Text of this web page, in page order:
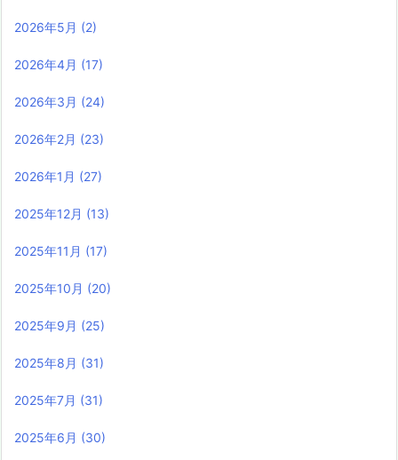
2026年5月 (2)
2026年4月 (17)
2026年3月 (24)
2026年2月 (23)
2026年1月 (27)
2025年12月 (13)
2025年11月 (17)
2025年10月 (20)
2025年9月 (25)
2025年8月 (31)
2025年7月 (31)
2025年6月 (30)